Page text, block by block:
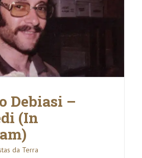
Debiasi –
(In
da Terra